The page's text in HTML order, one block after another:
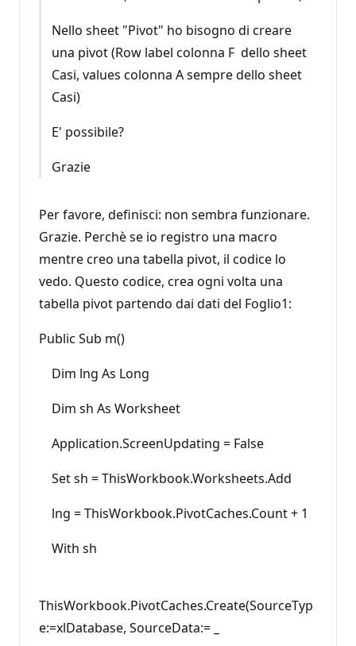
Nello sheet "Pivot" ho bisogno di creare
una pivot (Row label colonna F dello sheet
Casi, values colonna A sempre dello sheet
Casi)
E' possibile?
Grazie
Per favore, definisci: non sembra funzionare.
Grazie. Perchè se io registro una macro
mentre creo una tabella pivot, il codice lo
vedo. Questo codice, crea ogni volta una
tabella pivot partendo dai dati del Foglio1:
Public Sub m()
Dim lng As Long
Dim sh As Worksheet
Application.ScreenUpdating = False
Set sh = ThisWorkbook.Worksheets.Add
lng = ThisWorkbook.PivotCaches.Count + 1
With sh
ThisWorkbook.PivotCaches.Create(SourceTyp
e:=xlDatabase, SourceData:= _